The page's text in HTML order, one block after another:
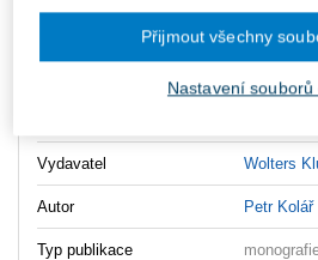
ji_organizaci_a_rizeni
eji_organizaci_a_rizeni
Vydavatel Wolters
Autor Petr Kolář
Typ publikace
Nastavení souborů
Přijmout všechny